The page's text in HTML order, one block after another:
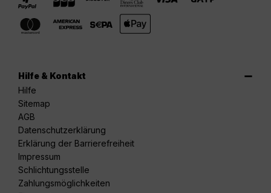
Hilfe & Kontakt
Hilfe
Sitemap
AGB
Datenschutzerklärung
Erklärung der Barrierefreiheit
Impressum
Schlichtungsstelle
Zahlungsmöglichkeiten